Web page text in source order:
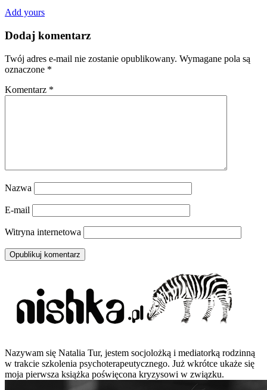
Add yours
Dodaj komentarz
Twój adres e-mail nie zostanie opublikowany. Wymagane pola są
oznaczone *
Komentarz *
Nazwa
E-mail
Witryna internetowa
Nazywam się Natalia Tur, jestem socjolożką i mediatorką rodzinną
w trakcie szkolenia psychoterapeutycznego. Już wkrótce ukaże się
moja pierwsza książka poświęcona kryzysowi w związku.